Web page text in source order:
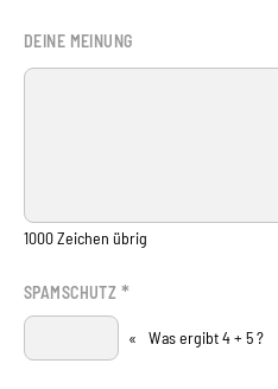
DEINE MEINUNG
1000Zeichen übrig
SPAMSCHUTZ *
« Was ergibt 4 + 5 ?